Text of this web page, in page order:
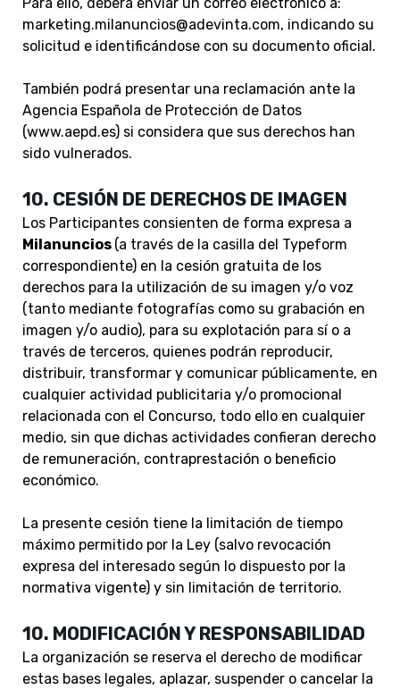
marketing.milanuncios@adevinta.com, indicando su
solicitud e identificándose con su documento oficial.
También podrá presentar una reclamación ante la
Agencia Española de Protección de Datos
(www.aepd.es) si considera que sus derechos han
sido vulnerados.
10. CESIÓN DE DERECHOS DE IMAGEN
Los Participantes consienten de forma expresa a
Milanuncios (a través de la casilla del Typeform
correspondiente) en la cesión gratuita de los
derechos para la utilización de su imagen y/o voz
(tanto mediante fotografías como su grabación en
imagen y/o audio), para su explotación para sí o a
través de terceros, quienes podrán reproducir,
distribuir, transformar y comunicar públicamente, en
cualquier actividad publicitaria y/o promocional
relacionada con el Concurso, todo ello en cualquier
medio, sin que dichas actividades confieran derecho
de remuneración, contraprestación o beneficio
económico.
La presente cesión tiene la limitación de tiempo
máximo permitido por la Ley (salvo revocación
expresa del interesado según lo dispuesto por la
normativa vigente) y sin limitación de territorio.
10. MODIFICACIÓN Y RESPONSABILIDAD
La organización se reserva el derecho de modificar
estas bases legales, aplazar, suspender o cancelar la